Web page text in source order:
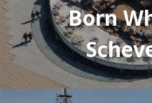
Born